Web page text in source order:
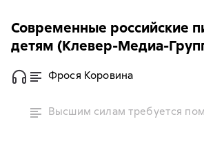
Современные российские
детям (Клевер-Медиа-
Фрося Коровина
Высшим силам требуется